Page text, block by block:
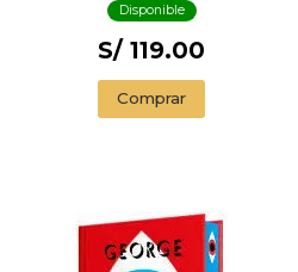
Disponible
S/ 119.00
Comprar